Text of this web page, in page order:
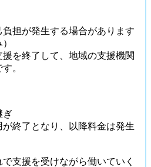
担が発生する場合があります
を終了して、地域の支援機関
。
ぎ
終了となり、以降料金は発生
支援を受けながら働いていく